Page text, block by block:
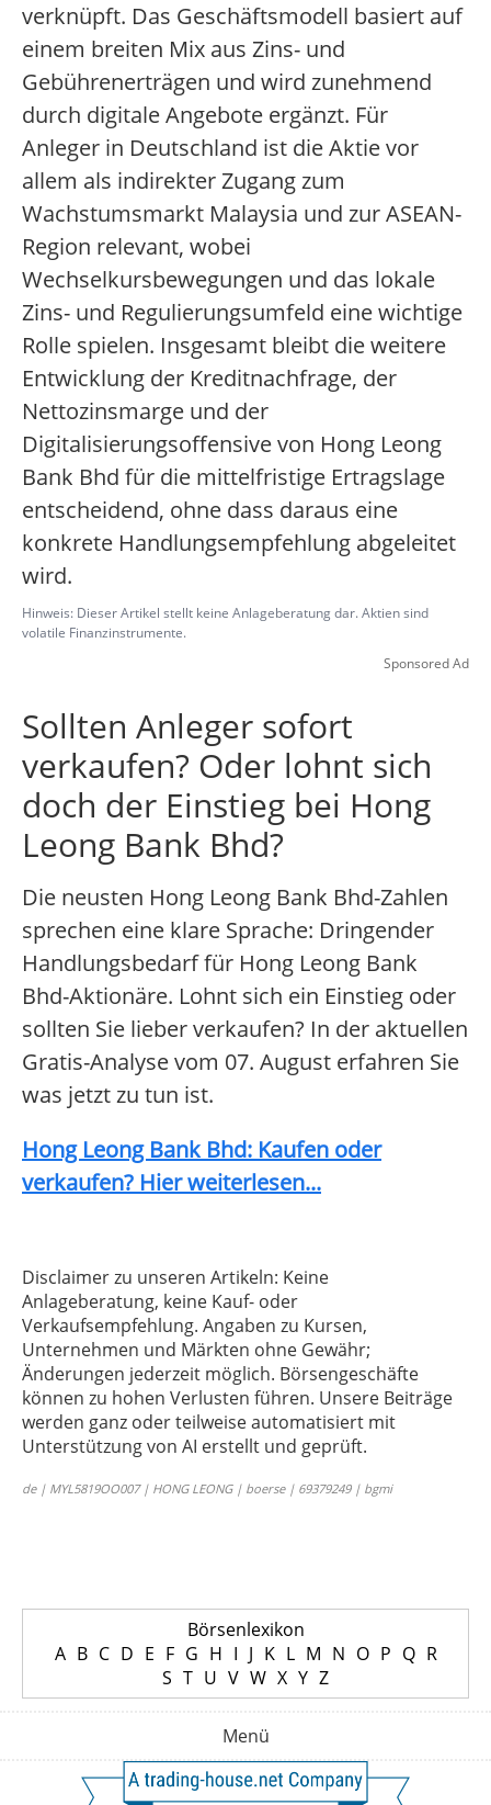
verknüpft. Das Geschäftsmodell basiert auf
einem breiten Mix aus Zins- und
Gebührenerträgen und wird zunehmend
durch digitale Angebote ergänzt. Für
Anleger in Deutschland ist die Aktie vor
allem als indirekter Zugang zum
Wachstumsmarkt Malaysia und zur ASEAN-
Region relevant, wobei
Wechselkursbewegungen und das lokale
Zins- und Regulierungsumfeld eine wichtige
Rolle spielen. Insgesamt bleibt die weitere
Entwicklung der Kreditnachfrage, der
Nettozinsmarge und der
Digitalisierungsoffensive von Hong Leong
Bank Bhd für die mittelfristige Ertragslage
entscheidend, ohne dass daraus eine
konkrete Handlungsempfehlung abgeleitet
wird.
Hinweis: Dieser Artikel stellt keine Anlageberatung dar. Aktien sind
volatile Finanzinstrumente.
Sponsored Ad
Sollten Anleger sofort
verkaufen? Oder lohnt sich
doch der Einstieg bei Hong
Leong Bank Bhd?
Die neusten Hong Leong Bank Bhd-Zahlen
sprechen eine klare Sprache: Dringender
Handlungsbedarf für Hong Leong Bank
Bhd-Aktionäre. Lohnt sich ein Einstieg oder
sollten Sie lieber verkaufen? In der aktuellen
Gratis-Analyse vom 07. August erfahren Sie
was jetzt zu tun ist.
Hong Leong Bank Bhd: Kaufen oder
verkaufen? Hier weiterlesen...
Disclaimer zu unseren Artikeln: Keine
Anlageberatung, keine Kauf- oder
Verkaufsempfehlung. Angaben zu Kursen,
Unternehmen und Märkten ohne Gewähr;
Änderungen jederzeit möglich. Börsengeschäfte
können zu hohen Verlusten führen. Unsere Beiträge
werden ganz oder teilweise automatisiert mit
Unterstützung von AI erstellt und geprüft.
de | MYL5819OO007 | HONG LEONG | boerse | 69379249 | bgmi
Börsenlexikon
A B C D E F G H I J K L M N O P Q R
S T U V W X Y Z
Menü